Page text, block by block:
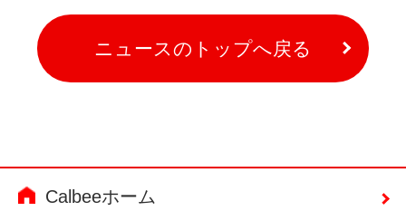
ニュースのトップへ戻る
Calbeeホーム